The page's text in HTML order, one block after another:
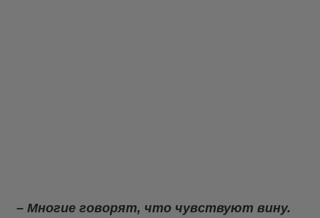
– Многие говорят, что чувствуют вину.